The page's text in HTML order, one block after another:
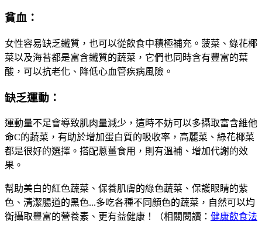
貧血：
女性容易缺乏鐵質，也可以從飲食中積極補充。菠菜、綠花椰
菜以及海苔都是富含鐵質的蔬菜，它們也同時含有豐富的葉
酸，可以抗老化、降低心血管疾病風險。
缺乏運動：
運動量不足會導致肌肉量減少，這時不妨可以多攝取富含維他
命C的蔬菜，有助於增加蛋白質的吸收率，高麗菜、綠花椰菜
都是很好的選擇。搭配蔥薑食用，則有溫補、增加代謝的效
果。
幫助美白的紅色蔬菜、保養肌膚的綠色蔬菜、保護眼睛的紫
色、清潔腸道的黑色...多吃各種不同顏色的蔬菜，自然可以均
衡攝取豐富的營養素、更有益健康！（相關閱讀： 健康飲食法